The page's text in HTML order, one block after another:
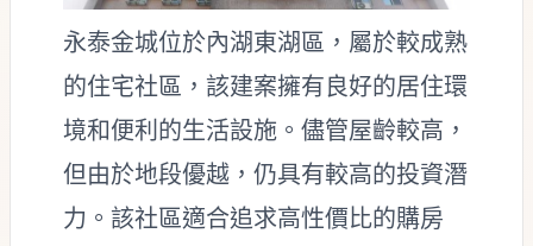
永泰金城位於內湖東湖區，屬於較成熟
的住宅社區，該建案擁有良好的居住環
境和便利的生活設施。儘管屋齡較高，
但由於地段優越，仍具有較高的投資潛
力。該社區適合追求高性價比的購房